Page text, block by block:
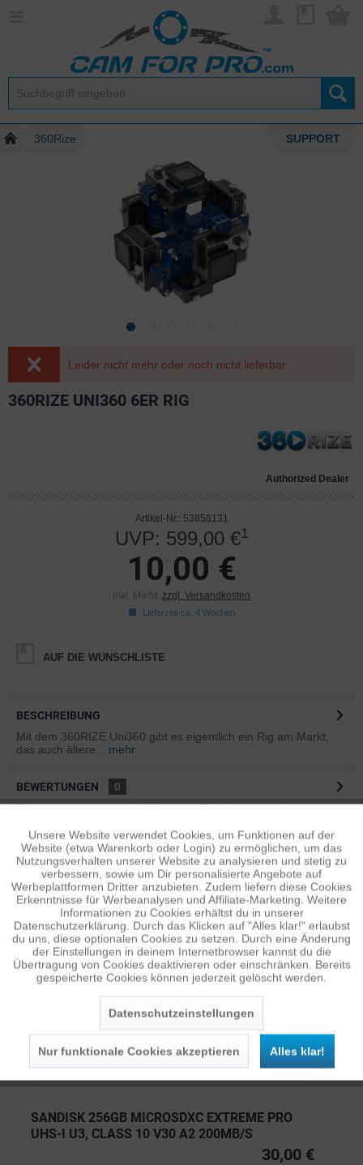
360Rize SUPPORT
Leider nicht mehr oder noch nicht lieferbar.
360RIZE UNI360 6ER RIG
Authorized Dealer
Artikel-Nr.: 53858131
UVP: 599,00 €1
10,00 €
inkl. MwSt. zzgl. Versandkosten
Lieferzeit ca. 4 Wochen
AUF DIE WUNSCHLISTE
BESCHREIBUNG
Mit dem 360RIZE Uni360 gibt es eigentlich ein Rig am Markt,
das auch ältere...
mehr
BEWERTUNGEN
0
Bewertungen lesen, schreiben und diskutieren...mehr
ÄHNLICHE ARTIKEL
Diese Artikel sind dem Produkt ähnlich ...mehr
Persönliche Empfehlungen
SANDISK 256GB MICROSDXC EXTREME PRO
UHS-I U3, CLASS 10 V30 A2 200MB/S
30,00 €
Funktionale Aktiv
Tracking Inaktiv
Personalisierung Inaktiv
Service Inaktiv
Unsere Website verwendet Cookies, um Funktionen auf der
Website (etwa Warenkorb oder Login) zu ermöglichen, um das
Nutzungsverhalten unserer Website zu analysieren und stetig zu
verbessern, sowie um Dir personalisierte Angebote auf
Werbeplattformen Dritter anzubieten. Zudem liefern diese Cookies
Erkenntnisse für Werbeanalysen und Affiliate-Marketing. Weitere
Informationen zu Cookies erhältst du in unserer
Datenschutzerklärung. Durch das Klicken auf "Alles klar!" erlaubst
du uns, diese optionalen Cookies zu setzen. Durch eine Änderung
der Einstellungen in deinem Internetbrowser kannst du die
Übertragung von Cookies deaktivieren oder einschränken. Bereits
gespeicherte Cookies können jederzeit gelöscht werden.
Datenschutzeinstellungen
Nur funktionale Cookies akzeptieren Alles klar!